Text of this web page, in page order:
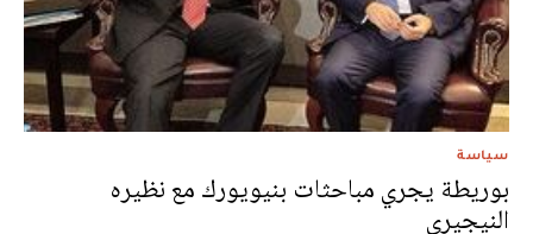
سياسة
بوريطة يجري مباحثات بنيويورك مع نظيره
النيجيري